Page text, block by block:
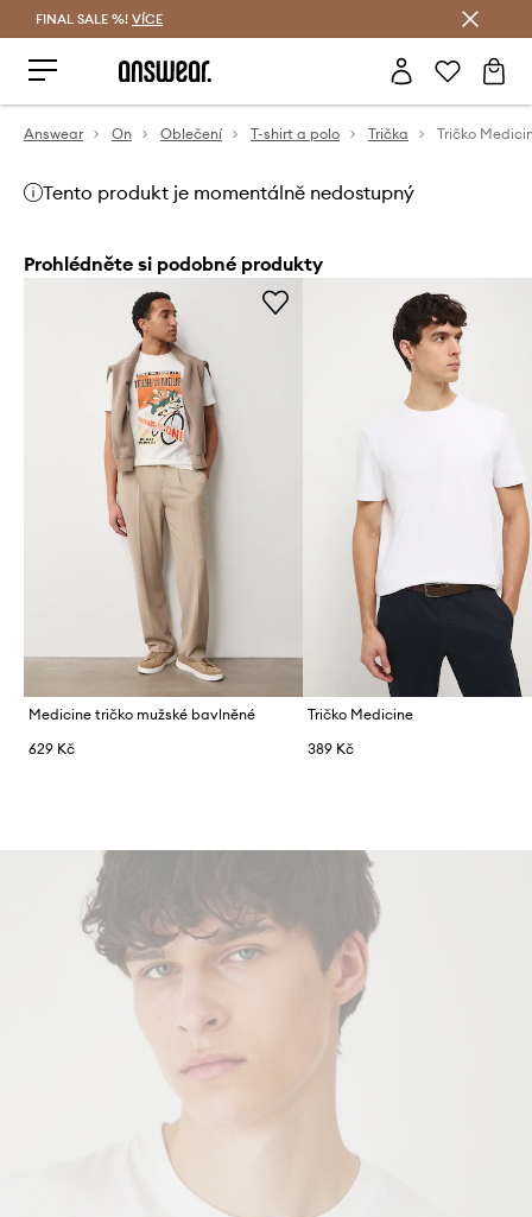
FINAL SALE %! VÍCE
Answear On Oblečení T-shirt a polo Trička Tričko
Tento produkt je momentálně nedostupný
Prohlédněte si podobné produkty
Medicine tričko mužské bavlněné
629 Kč
Tričko Medicine
389 Kč